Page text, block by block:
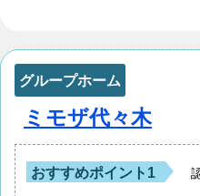
グループホーム
ミモザ代々木
おすすめポイント1